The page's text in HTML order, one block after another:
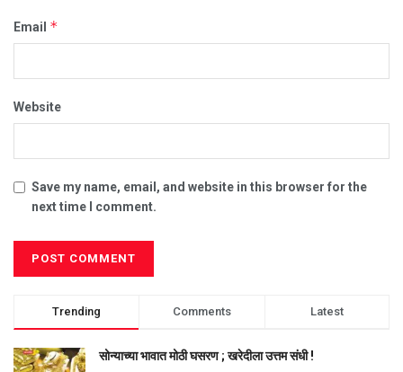
Email *
Website
Save my name, email, and website in this browser for the
next time I comment.
Trending Comments Latest
सोन्याच्या भावात मोठी घसरण ; खरेदीला उत्तम संधी !